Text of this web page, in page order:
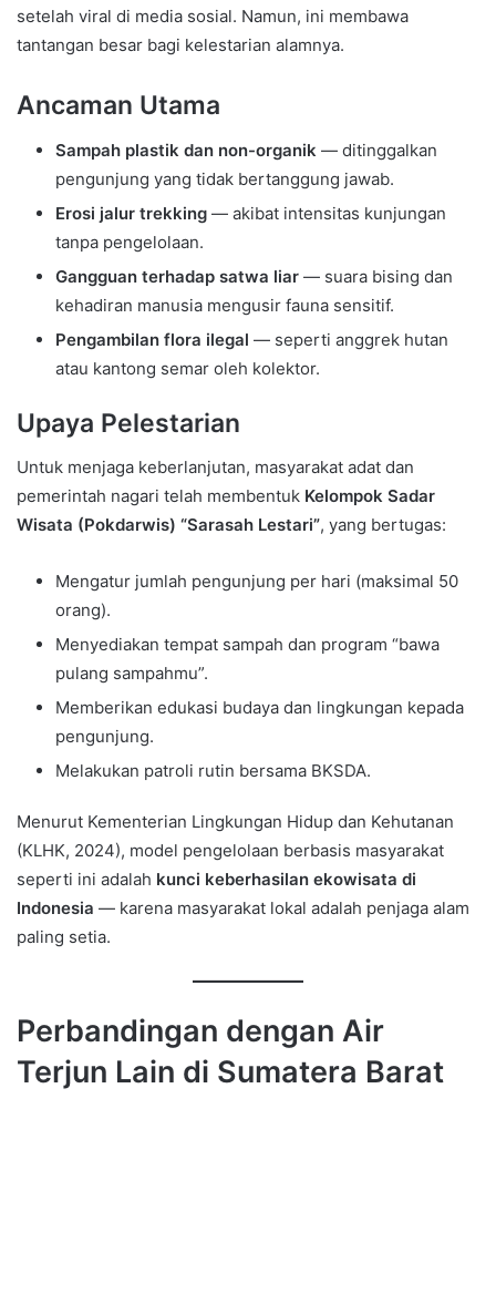
setelah viral di media sosial. Namun, ini membawa
tantangan besar bagi kelestarian alamnya.
Ancaman Utama
Sampah plastik dan non-organik — ditinggalkan
pengunjung yang tidak bertanggung jawab.
Erosi jalur trekking — akibat intensitas kunjungan
tanpa pengelolaan.
Gangguan terhadap satwa liar — suara bising dan
kehadiran manusia mengusir fauna sensitif.
Pengambilan flora ilegal — seperti anggrek hutan
atau kantong semar oleh kolektor.
Upaya Pelestarian
Untuk menjaga keberlanjutan, masyarakat adat dan
pemerintah nagari telah membentuk Kelompok Sadar
Wisata (Pokdarwis) “Sarasah Lestari”, yang bertugas:
Mengatur jumlah pengunjung per hari (maksimal 50
orang).
Menyediakan tempat sampah dan program “bawa
pulang sampahmu”.
Memberikan edukasi budaya dan lingkungan kepada
pengunjung.
Melakukan patroli rutin bersama BKSDA.
Menurut Kementerian Lingkungan Hidup dan Kehutanan
(KLHK, 2024), model pengelolaan berbasis masyarakat
seperti ini adalah kunci keberhasilan ekowisata di
Indonesia — karena masyarakat lokal adalah penjaga alam
paling setia.
Perbandingan dengan Air
Terjun Lain di Sumatera Barat